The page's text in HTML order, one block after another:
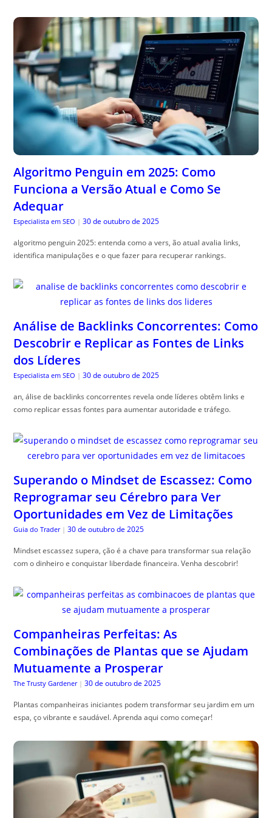
Algoritmo Penguin em 2025: Como
Funciona a Versão Atual e Como Se
Adequar
Especialista em SEO | 30 de outubro de 2025
algoritmo penguin 2025: entenda como a vers, ão atual avalia links,
identifica manipulações e o que fazer para recuperar rankings.
Análise de Backlinks Concorrentes: Como
Descobrir e Replicar as Fontes de Links
dos Líderes
Especialista em SEO | 30 de outubro de 2025
an, álise de backlinks concorrentes revela onde líderes obtêm links e
como replicar essas fontes para aumentar autoridade e tráfego.
Superando o Mindset de Escassez: Como
Reprogramar seu Cérebro para Ver
Oportunidades em Vez de Limitações
Guia do Trader | 30 de outubro de 2025
Mindset escassez supera, ção é a chave para transformar sua relação
com o dinheiro e conquistar liberdade financeira. Venha descobrir!
Companheiras Perfeitas: As
Combinações de Plantas que se Ajudam
Mutuamente a Prosperar
The Trusty Gardener | 30 de outubro de 2025
Plantas companheiras iniciantes podem transformar seu jardim em um
espa, ço vibrante e saudável. Aprenda aqui como começar!